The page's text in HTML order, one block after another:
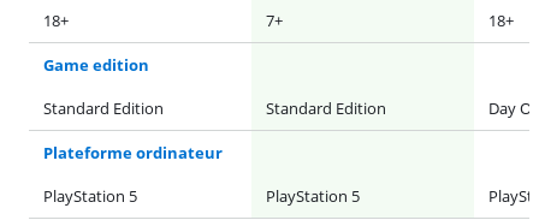
18+
7+ 18+
Game edition
Standard Edition
Standard Edition Day
Plateforme ordinateur
PlayStation 5
PlayStation 5